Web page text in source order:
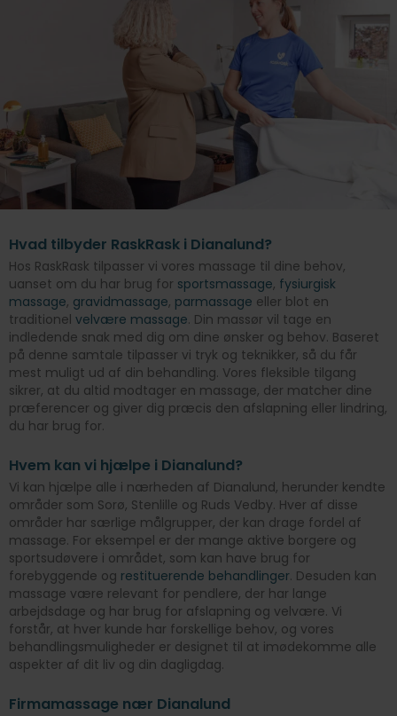
Hvad tilbyder RaskRask i Dianalund?
Hos RaskRask tilpasser vi vores massage til dine behov,
uanset om du har brug for sportsmassage, fysiurgisk
massage, gravidmassage, parmassage eller blot en
traditionel velvære massage. Din massør vil tage en
indledende snak med dig om dine ønsker og behov. Baseret
på denne samtale tilpasser vi tryk og teknikker, så du får
mest muligt ud af din behandling. Vores fleksible tilgang
sikrer, at du altid modtager en massage, der matcher dine
præferencer og giver dig præcis den afslapning eller lindring,
du har brug for.
Hvem kan vi hjælpe i Dianalund?
Vi kan hjælpe alle i nærheden af Dianalund, herunder kendte
områder som Sorø, Stenlille og Ruds Vedby. Hver af disse
områder har særlige målgrupper, der kan drage fordel af
massage. For eksempel er der mange aktive borgere og
sportsudøvere i området, som kan have brug for
forebyggende og restituerende behandlinger. Desuden kan
massage være relevant for pendlere, der har lange
arbejdsdage og har brug for afslapning og velvære. Vi
forstår, at hver kunde har forskellige behov, og vores
behandlingsmuligheder er designet til at imødekomme alle
aspekter af dit liv og din dagligdag.
Firmamassage nær Dianalund